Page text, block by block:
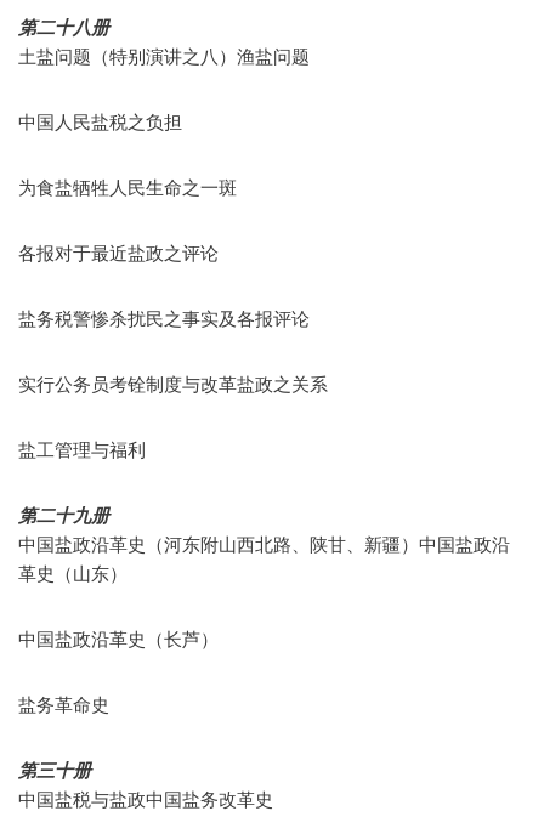
第二十八册
土盐问题（特别演讲之八）渔盐问题
中国人民盐税之负担
为食盐牺牲人民生命之一斑
各报对于最近盐政之评论
盐务税警惨杀扰民之事实及各报评论
实行公务员考铨制度与改革盐政之关系
盐工管理与福利
第二十九册
中国盐政沿革史（河东附山西北路、陕甘、新疆）中国盐政沿
革史（山东）
中国盐政沿革史（长芦）
盐务革命史
第三十册
中国盐税与盐政中国盐务改革史